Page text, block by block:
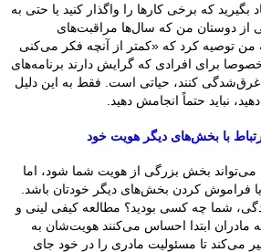
بگیرید که برخی کارها را واگذار کنید یا حتی به
از دوستان من که سال‌ها مراقبت‌های
من توصیه کرد که «کمتر از آنچه فکر می‌کنی
برای افرادی که گرایش دارند برنامه‌های
غرق‌شدگی کنند، حیاتی است. فقط به این دلیل
نباید حتماً انجامش دهید.
با بخش‌های دیگر هویت خود
می‌تواند بخش بزرگی از هویت شما شود، اما
یا فراموش کردن بخش‌های دیگر خودتان باشد.
شما چه کسی بودید؟ مطالعه کیفی لینی و
مادران ابتدا احساس می‌کنند هویت‌شان به
می‌کند تا مسئولیت مادری را در خود جای